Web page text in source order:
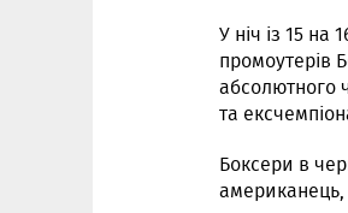
У ніч із 15 на
промоутерів
абсолютного
та
Боксери в
американець,